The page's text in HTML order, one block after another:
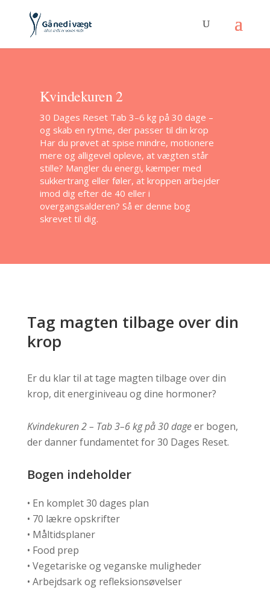
Kvindekuren 2
30 Dages Reset Tab 3–6 kg på 30 dage –
og skab en rytme, der passer til din krop
Har du prøvet at spise mindre, motionere
mere og alligevel opleve, at vægten står
stille? Mangler du energi, kæmper med
sukkertrang eller føler, at kroppen arbejder
imod dig efter de 40 eller i
overgangsalderen? Så er denne bog
skrevet til dig.
Tag magten tilbage over din
krop
Er du klar til at tage magten tilbage over din
krop, dit energi­niveau og dine hormoner?
Kvindekuren 2 – Tab 3–6 kg på 30 dageer bogen,
der danner fundamentet for 30 Dages Reset.
Bogen indeholder
• En komplet 30 dages plan
• 70 lækre opskrifter
• Måltidsplaner
• Food prep
• Vegetariske og veganske muligheder
• Arbejdsark og refleksionsøvelser